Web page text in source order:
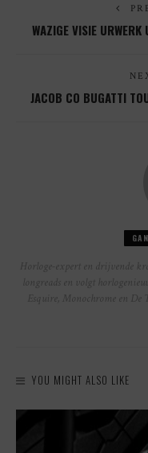
WAZIGE VISIE
JACOB CO BUGATTI
Horloge-expert en drijvende
longreads en volgt
Esquire, Monochrome en De
YOU MIGHT ALSO LIKE